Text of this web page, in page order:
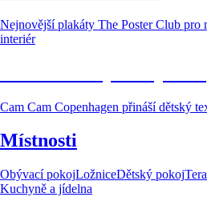
Nejnovější plakáty The Poster Club
interiér
Cam Cam Copenhagen přináší dětský
Místnosti
Obývací pokojLožniceDětský pokoj
Kuchyně a jídelna